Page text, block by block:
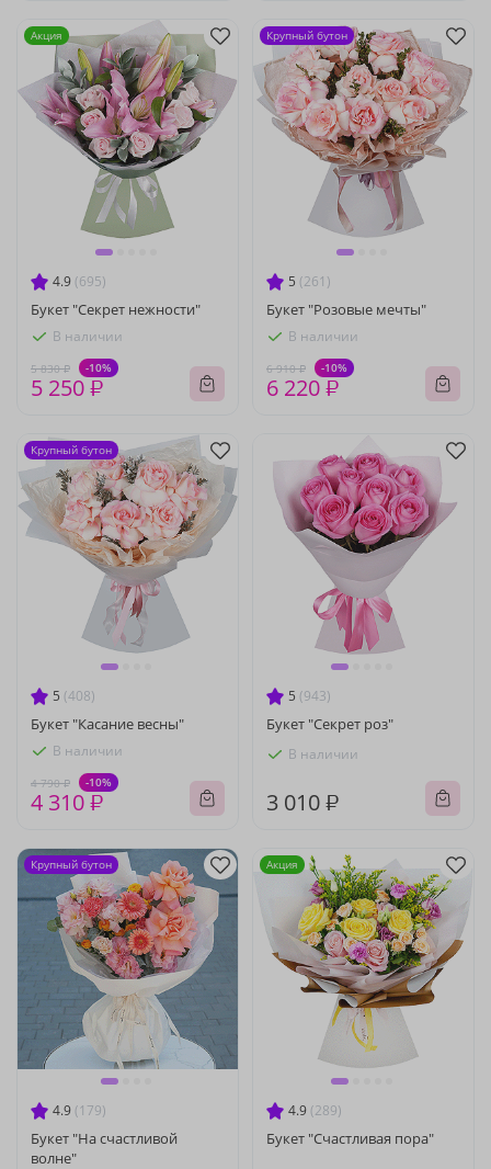
4.9 (695)
Букет "Секрет нежности"
В наличии
5 830 ₽ -10%
5 250 ₽
Акция
5 (261)
Букет "Розовые мечты"
В наличии
6 910 ₽ -10%
6 220 ₽
Крупный бутон
5 (408)
Букет "Касание весны"
В наличии
4 790 ₽ -10%
4 310 ₽
Крупный бутон
5 (943)
Букет "Секрет роз"
В наличии
3 010 ₽
4.9 (179)
Букет "На счастливой
волне"
Крупный бутон
4.9 (289)
Букет "Счастливая пора"
Акция